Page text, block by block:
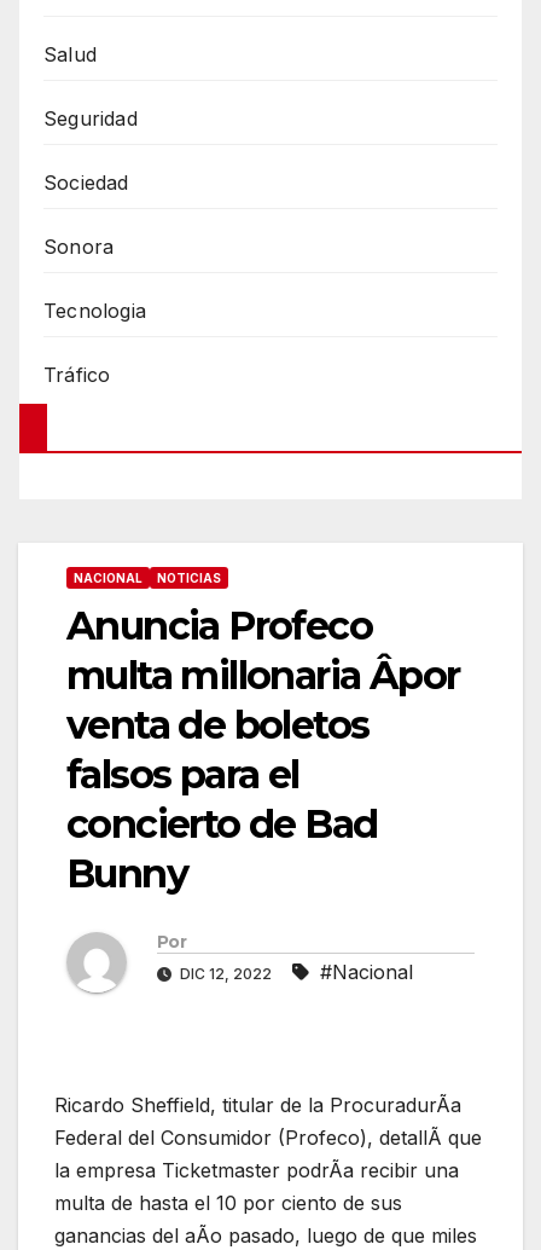
Salud
Seguridad
Sociedad
Sonora
Tecnologia
Tráfico
NACIONAL NOTICIAS
Anuncia Profeco
multa millonaria Âpor
venta de boletos
falsos para el
concierto de Bad
Bunny
Por
DIC 12, 2022 #Nacional
Ricardo Sheffield, titular de la ProcuradurÃa
Federal del Consumidor (Profeco), detallÃ que
la empresa Ticketmaster podrÃa recibir una
multa de hasta el 10 por ciento de sus
ganancias del aÃo pasado, luego de que miles